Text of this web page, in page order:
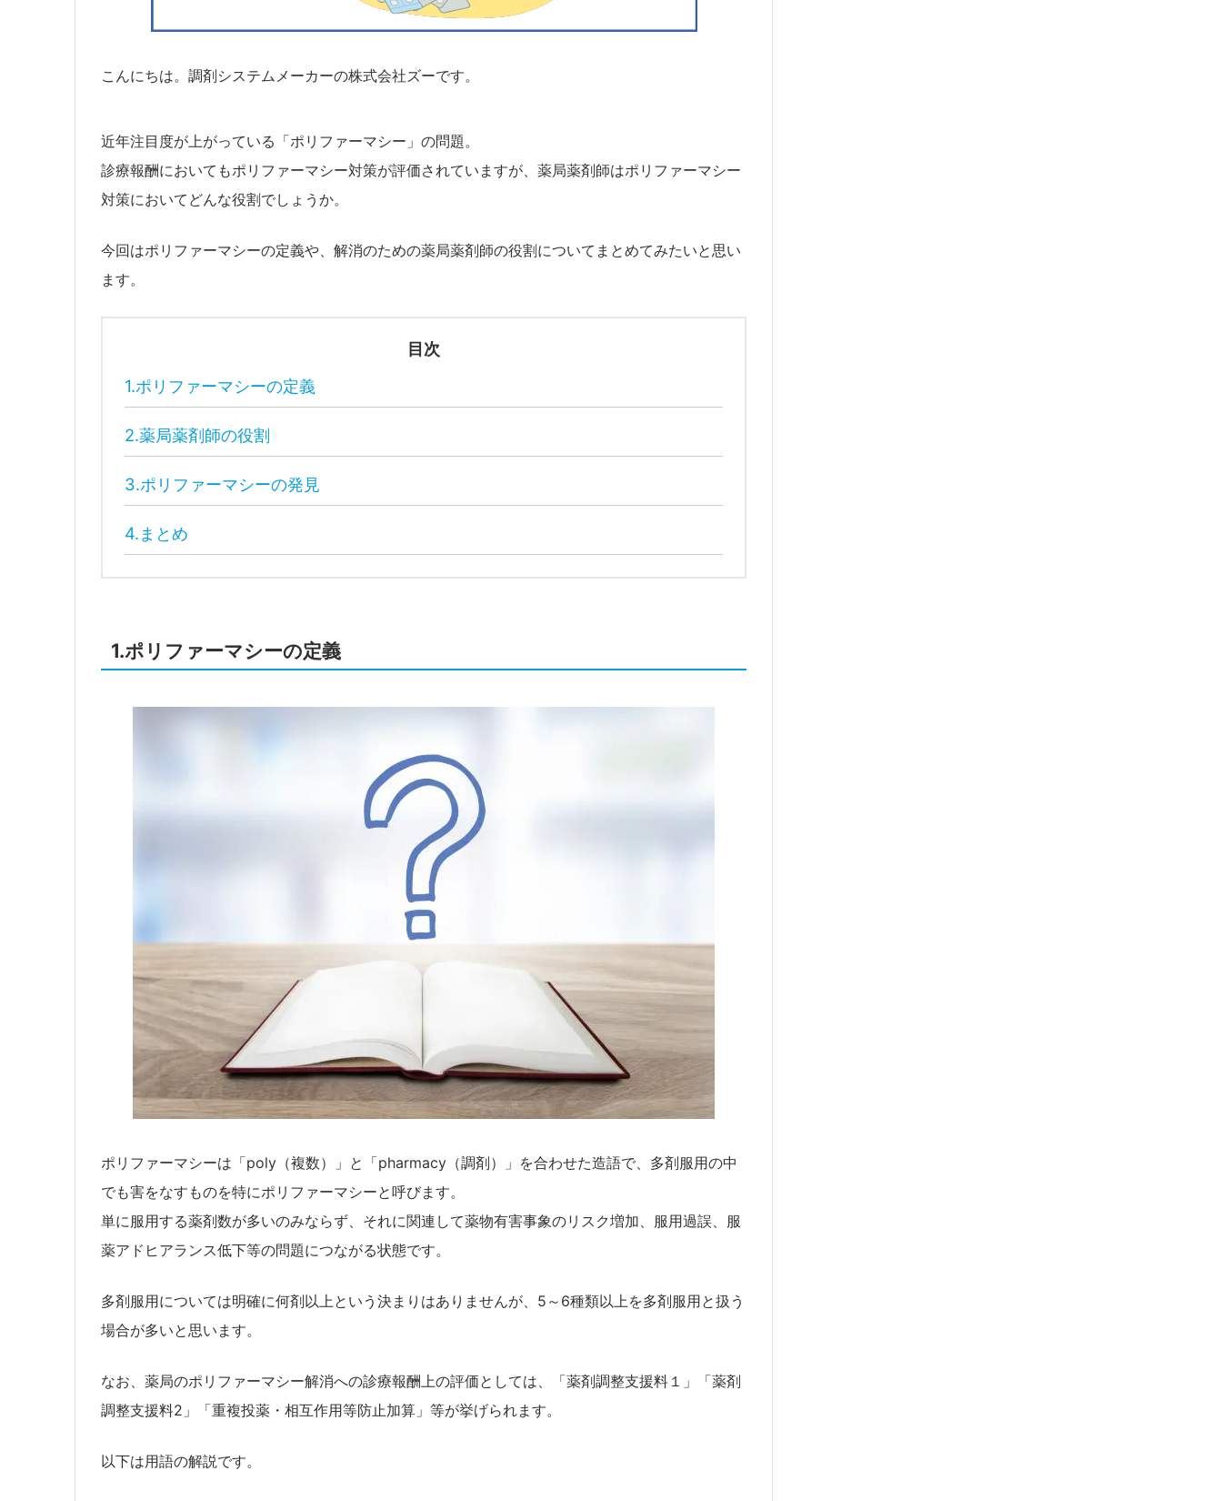
こんにちは。調剤システムメーカーの株式会社ズーです。
近年注目度が上がっている「ポリファーマシー」の問題。
診療報酬においてもポリファーマシー対策が評価されていますが、薬局薬剤師はポリファーマシー
対策においてどんな役割でしょうか。
今回はポリファーマシーの定義や、解消のための薬局薬剤師の役割についてまとめてみたいと思い
ます。
目次
1.ポリファーマシーの定義
2.薬局薬剤師の役割
3.ポリファーマシーの発見
4.まとめ
1.ポリファーマシーの定義
ポリファーマシーは「poly（複数）」と「pharmacy（調剤）」を合わせた造語で、多剤服用の中
でも害をなすものを特にポリファーマシーと呼びます。
単に服用する薬剤数が多いのみならず、それに関連して薬物有害事象のリスク増加、服用過誤、服
薬アドヒアランス低下等の問題につながる状態です。
多剤服用については明確に何剤以上という決まりはありませんが、5～6種類以上を多剤服用と扱う
場合が多いと思います。
なお、薬局のポリファーマシー解消への診療報酬上の評価としては、「薬剤調整支援料１」「薬剤
調整支援料2」「重複投薬・相互作用等防止加算」等が挙げられます。
以下は用語の解説です。